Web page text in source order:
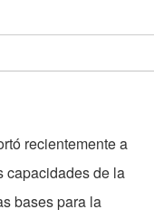
recientemente a
capacidades de la
bases para la